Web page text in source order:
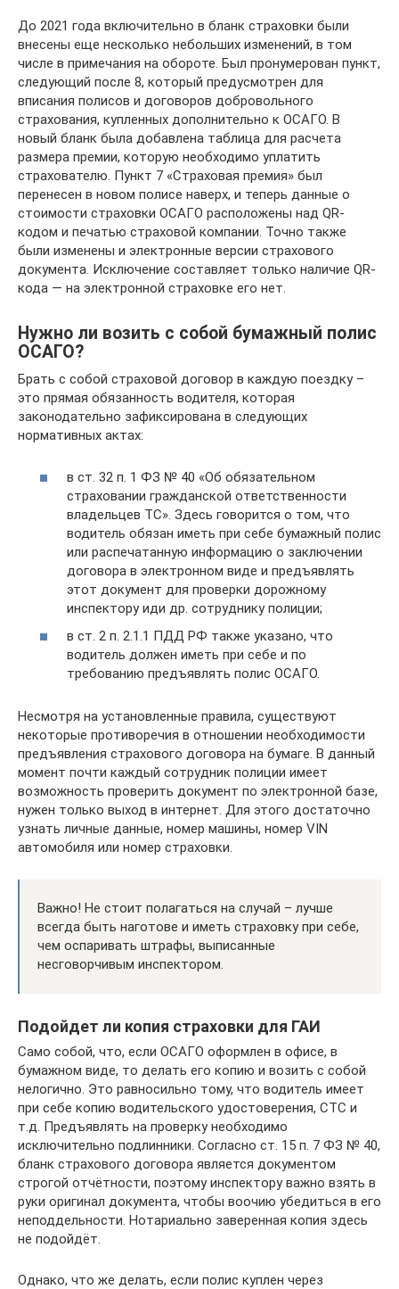
До 2021 года включительно в бланк страховки были
внесены еще несколько небольших изменений, в том
числе в примечания на обороте. Был пронумерован пункт,
следующий после 8, который предусмотрен для
вписания полисов и договоров добровольного
страхования, купленных дополнительно к ОСАГО. В
новый бланк была добавлена таблица для расчета
размера премии, которую необходимо уплатить
страхователю. Пункт 7 «Страховая премия» был
перенесен в новом полисе наверх, и теперь данные о
стоимости страховки ОСАГО расположены над QR-
кодом и печатью страховой компании. Точно также
были изменены и электронные версии страхового
документа. Исключение составляет только наличие QR-
кода — на электронной страховке его нет.
Нужно ли возить с собой бумажный полис
ОСАГО?
Брать с собой страховой договор в каждую поездку –
это прямая обязанность водителя, которая
законодательно зафиксирована в следующих
нормативных актах:
в ст. 32 п. 1 ФЗ № 40 «Об обязательном
страховании гражданской ответственности
владельцев ТС». Здесь говорится о том, что
водитель обязан иметь при себе бумажный полис
или распечатанную информацию о заключении
договора в электронном виде и предъявлять
этот документ для проверки дорожному
инспектору иди др. сотруднику полиции;
в ст. 2 п. 2.1.1 ПДД РФ также указано, что
водитель должен иметь при себе и по
требованию предъявлять полис ОСАГО.
Несмотря на установленные правила, существуют
некоторые противоречия в отношении необходимости
предъявления страхового договора на бумаге. В данный
момент почти каждый сотрудник полиции имеет
возможность проверить документ по электронной базе,
нужен только выход в интернет. Для этого достаточно
узнать личные данные, номер машины, номер VIN
автомобиля или номер страховки.
Важно! Не стоит полагаться на случай – лучше
всегда быть наготове и иметь страховку при себе,
чем оспаривать штрафы, выписанные
несговорчивым инспектором.
Подойдет ли копия страховки для ГАИ
Само собой, что, если ОСАГО оформлен в офисе, в
бумажном виде, то делать его копию и возить с собой
нелогично. Это равносильно тому, что водитель имеет
при себе копию водительского удостоверения, СТС и
т.д. Предъявлять на проверку необходимо
исключительно подлинники. Согласно ст. 15 п. 7 ФЗ № 40,
бланк страхового договора является документом
строгой отчётности, поэтому инспектору важно взять в
руки оригинал документа, чтобы воочию убедиться в его
неподдельности. Нотариально заверенная копия здесь
не подойдёт.
Однако, что же делать, если полис куплен через